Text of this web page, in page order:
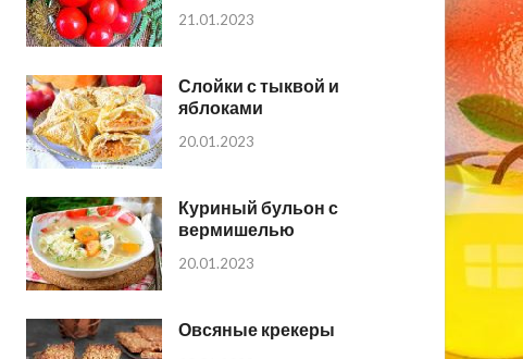
21.01.2023
Слойки с тыквой и
яблоками
20.01.2023
Куриный бульон с
вермишелью
20.01.2023
Овсяные крекеры